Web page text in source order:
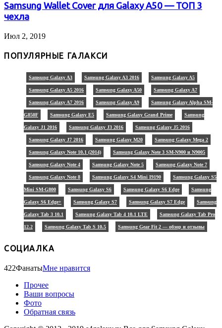
Samsung Wallet Cover для Galaxy A50 — ТОП 3
чехла
Июл 2, 2019
ПОПУЛЯРНЫЕ ГАЛАКСИ
Samsung Galaxy A3 Samsung Galaxy A3 2016 Samsung Galaxy A5
Samsung Galaxy A5 2016 Samsung Galaxy A50 Samsung Galaxy A7
Samsung Galaxy A7 2016 Samsung Galaxy A9 Samsung Galaxy Alpha SM-
G850F Samsung Galaxy E5 Samsung Galaxy Grand Prime Samsung
Galaxy J1 2016 Samsung Galaxy J3 2016 Samsung Galaxy J5 2016
Samsung Galaxy J7 2016 Samsung Galaxy M20 Samsung Galaxy Mega 2
Samsung Galaxy Note 10.1 (2014) Samsung Galaxy Note 3 SM-N900 и N9005
Samsung Galaxy Note 4 Samsung Galaxy Note 5 Samsung Galaxy Note 7
Samsung Galaxy Note 8 Samsung Galaxy S4 Mini I9190 Samsung Galaxy S5
Mini SM-G800 Samsung Galaxy S6 Samsung Galaxy S6 Edge Samsung
Galaxy S6 Edge+ Samsung Galaxy S7 Samsung Galaxy S7 Edge Samsung
Galaxy Tab 3 10.1 Samsung Galaxy Tab 4 10.1 LTE Samsung Galaxy Tab Pro
12.2 Samsung Galaxy Tab S 10.5 Samsung Gear Fit 2 — обзор и отзывы
СОЦИАЛКА
422ФанатыМне нравится
Прочее
Ваши вопросы
Фото
Обратная связь